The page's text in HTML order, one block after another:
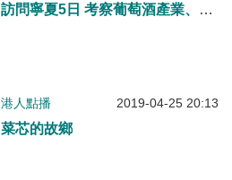
訪問寧夏5日 考察葡萄酒產業、歷
港人點播 2019-04-25 20:13
菜芯的故鄉